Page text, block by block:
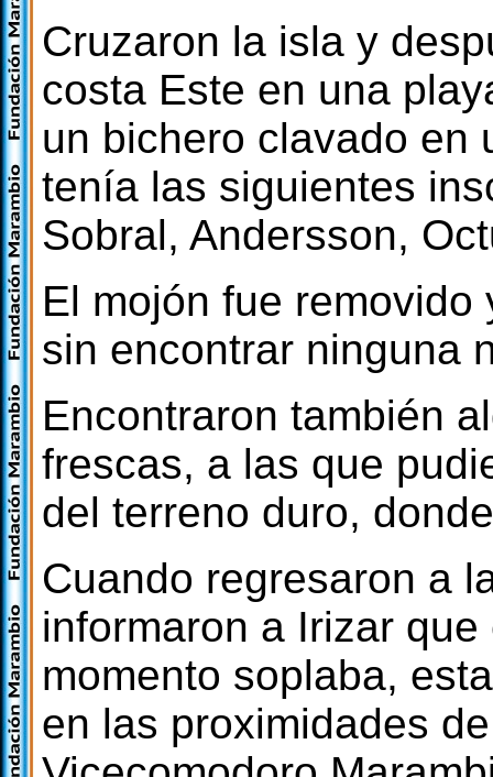
Cruzaron la isla y
costa Este en una
un bichero clavado en
tenía las siguientes
Sobral, Andersson,
El mojón fue
sin encontrar ninguna
Encontraron también
frescas, a las que
del terreno duro,
Cuando regresaron a
informaron a Irizar
momento soplaba,
en las proximidades